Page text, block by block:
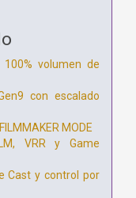
100% volumen de
con escalado
MODE
VRR y Game
Cast y control por